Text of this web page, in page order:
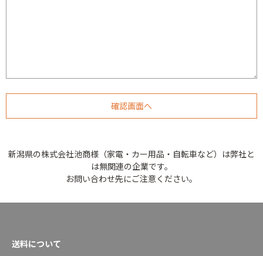
新潟県の株式会社池商様（家電・カー用品・自転車など）は弊社と
は無関連の企業です。
お問い合わせ先にご注意ください。
送料について